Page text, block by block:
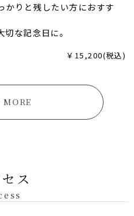
かりと残したい方におすす
な記念日に。
￥15,200(税込)
ス